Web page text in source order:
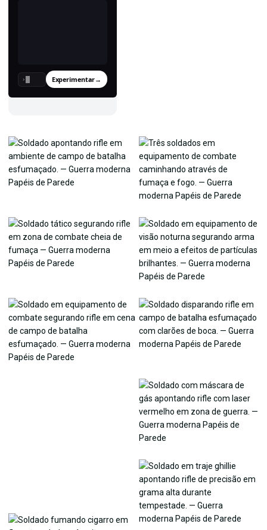
› Experimentar